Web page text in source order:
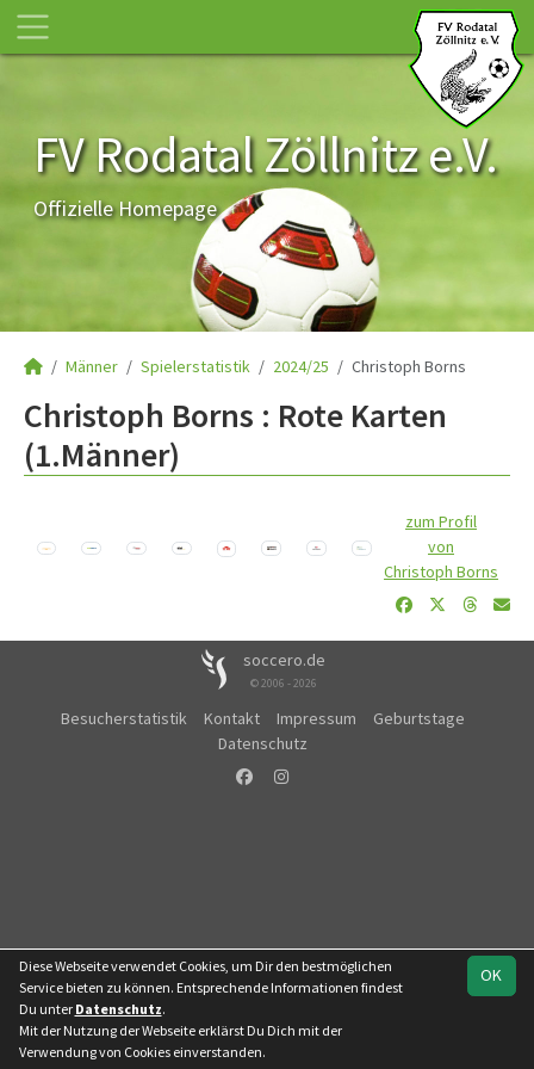
FV Rodatal Zöllnitz e.V.
Offizielle Homepage
Männer Spielerstatistik 2024/25 Christoph Borns
Christoph Borns : Rote Karten
(1.Männer)
zum Profil
von
Christoph Borns
soccero.de
© 2006 - 2026
Besucherstatistik Kontakt Impressum
Geburtstage
Datenschutz
OK
Diese Webseite verwendet Cookies, um Dir den bestmöglichen
Service bieten zu können. Entsprechende Informationen findest
Du unter Datenschutz.
Mit der Nutzung der Webseite erklärst Du Dich mit der
Verwendung von Cookies einverstanden.